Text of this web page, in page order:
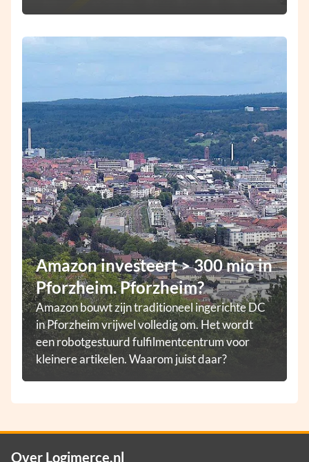
Amazon investeert > 300 mio in
Pforzheim. Pforzheim?
Amazon bouwt zijn traditioneel ingerichte DC
in Pforzheim vrijwel volledig om. Het wordt
een robotgestuurd fulfilmentcentrum voor
kleinere artikelen. Waarom juist daar?
Over Logimerce.nl